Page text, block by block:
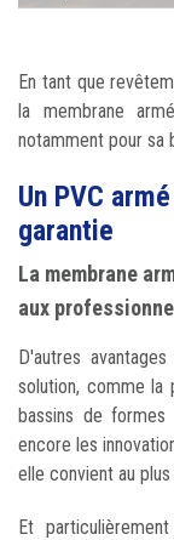
En tant que
la membrane
notamment pour sa
Un PVC
garantie
La membrane
aux
D'autres
solution, comme la
bassins de
encore les
elle convient au
Et